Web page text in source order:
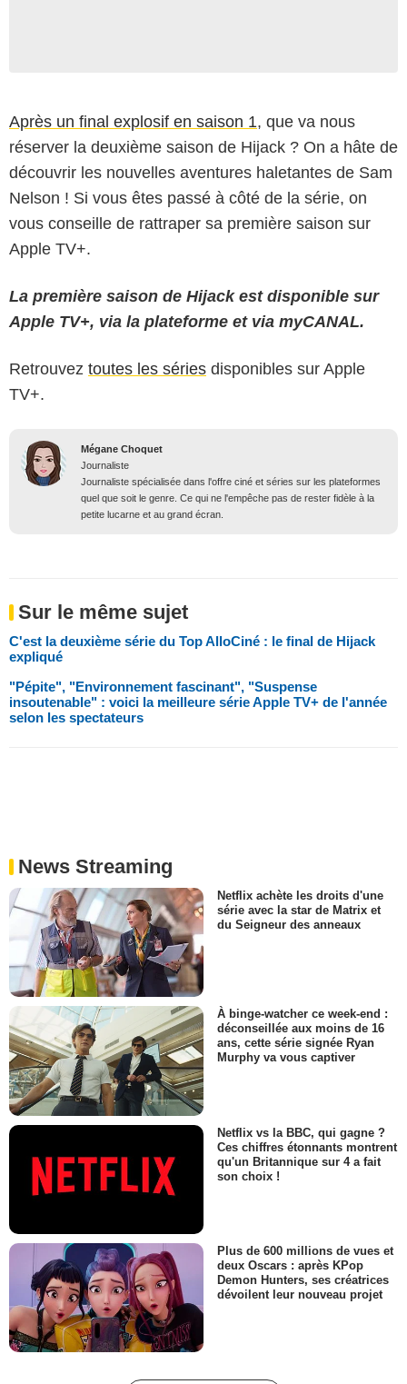
Après un final explosif en saison 1, que va nous
réserver la deuxième saison de Hijack ? On a hâte de
découvrir les nouvelles aventures haletantes de Sam
Nelson ! Si vous êtes passé à côté de la série, on
vous conseille de rattraper sa première saison sur
Apple TV+.
La première saison de Hijack est disponible sur
Apple TV+, via la plateforme et via myCANAL.
Retrouvez toutes les séries disponibles sur Apple
TV+.
Mégane Choquet
Journaliste
Journaliste spécialisée dans l'offre ciné et séries sur les plateformes
quel que soit le genre. Ce qui ne l'empêche pas de rester fidèle à la
petite lucarne et au grand écran.
Sur le même sujet
C'est la deuxième série du Top AlloCiné : le final de Hijack
expliqué
"Pépite", "Environnement fascinant", "Suspense
insoutenable" : voici la meilleure série Apple TV+ de l'année
selon les spectateurs
News Streaming
Netflix achète les droits d'une
série avec la star de Matrix et
du Seigneur des anneaux
À binge-watcher ce week-end :
déconseillée aux moins de 16
ans, cette série signée Ryan
Murphy va vous captiver
Netflix vs la BBC, qui gagne ?
Ces chiffres étonnants montrent
qu'un Britannique sur 4 a fait
son choix !
Plus de 600 millions de vues et
deux Oscars : après KPop
Demon Hunters, ses créatrices
dévoilent leur nouveau projet